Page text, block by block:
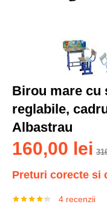
Birou mare cu
reglabile,
Albastrau
160,00 lei
Preturi corecte si
4 recenzii